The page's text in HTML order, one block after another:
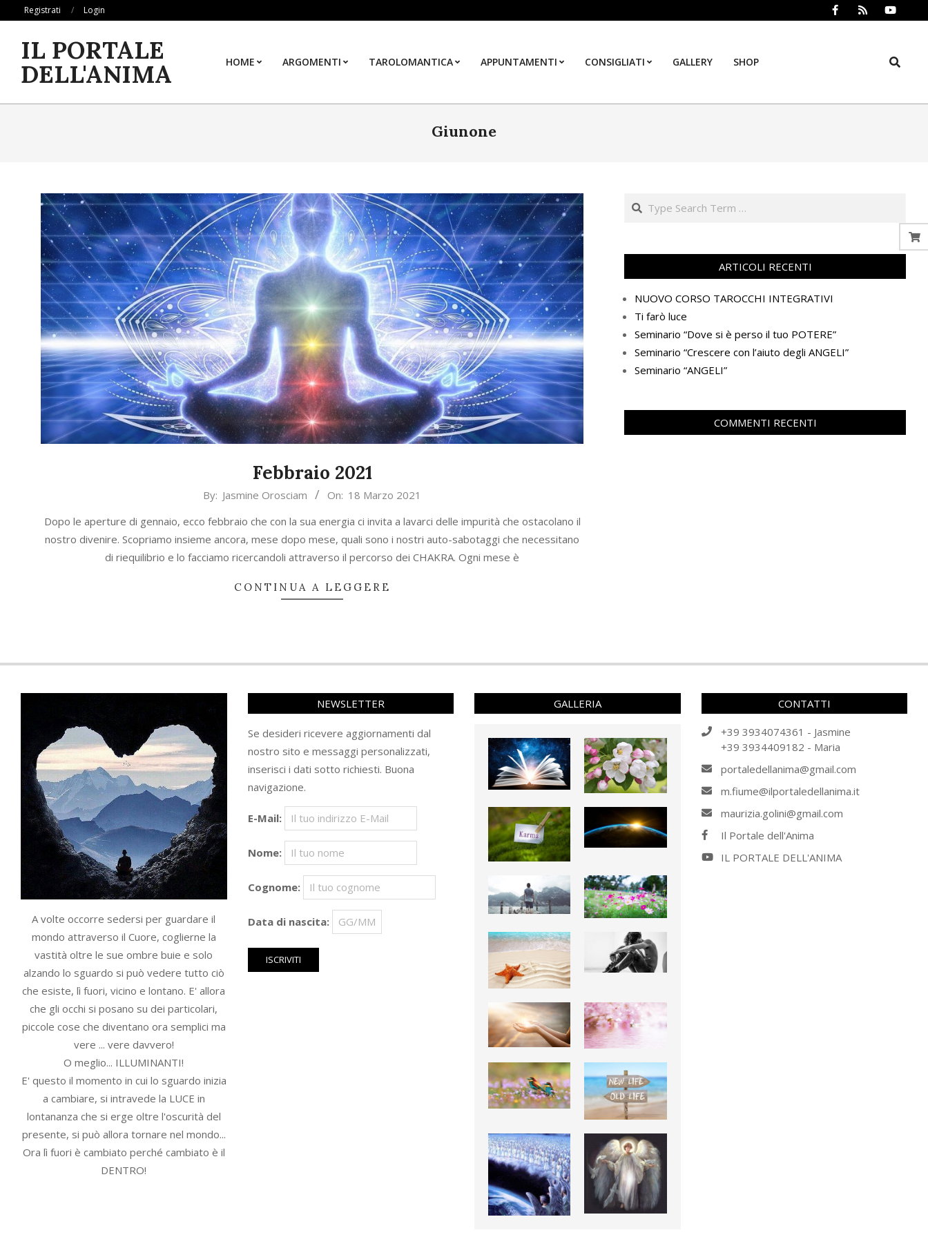
content
Registrati Login
IL PORTALE
DELL'ANIMA HOME ARGOMENTI TAROLOMANTICA APPUNTAMENTI CONSIGLIATI GALLERY SHOP Search
Giunone
Febbraio 2021
18
By: Jasmine Orosciam On: 18 Marzo 2021
Dopo le aperture di gennaio, ecco febbraio che con la sua energia ci invita a lavarci delle impurità che ostacolano il
nostro divenire. Scopriamo insieme ancora, mese dopo mese, quali sono i nostri auto-sabotaggi che necessitano
di riequilibrio e lo facciamo ricercandoli attraverso il percorso dei CHAKRA. Ogni mese è
CONTINUA A LEGGERE
Search
ARTICOLI RECENTI
NUOVO CORSO TAROCCHI INTEGRATIVI
Ti farò luce
Seminario “Dove si è perso il tuo POTERE”
Seminario “Crescere con l’aiuto degli ANGELI”
Seminario “ANGELI”
COMMENTI RECENTI
A volte occorre sedersi per guardare il
mondo attraverso il Cuore, coglierne la
vastità oltre le sue ombre buie e solo
alzando lo sguardo si può vedere tutto ciò
che esiste, lì fuori, vicino e lontano. E' allora
che gli occhi si posano su dei particolari,
piccole cose che diventano ora semplici ma
vere ... vere davvero!
O meglio... ILLUMINANTI!
E' questo il momento in cui lo sguardo inizia
a cambiare, si intravede la LUCE in
lontananza che si erge oltre l'oscurità del
presente, si può allora tornare nel mondo...
Ora lì fuori è cambiato perché cambiato è il
DENTRO!
NEWSLETTER
Se desideri ricevere aggiornamenti dal
nostro sito e messaggi personalizzati,
inserisci i dati sotto richiesti. Buona
navigazione.
E-Mail:
Nome:
Cognome:
Data di nascita:
GALLERIA CONTATTI
+39 3934074361 - Jasmine
+39 3934409182 - Maria
portaledellanima@gmail.com
m.fiume@ilportaledellanima.it
maurizia.golini@gmail.com
Il Portale dell'Anima
IL PORTALE DELL'ANIMA